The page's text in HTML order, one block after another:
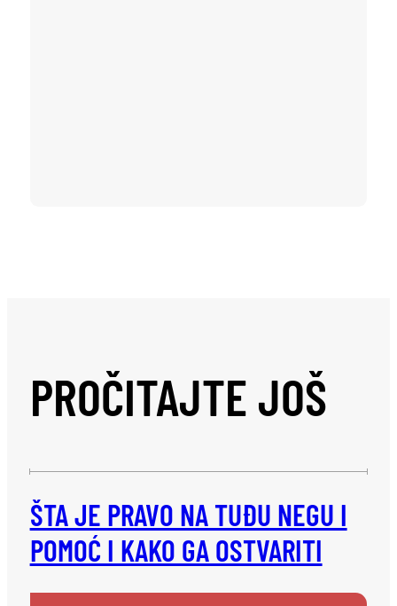
PROČITAJTE JOŠ
ŠTA JE PRAVO NA TUĐU NEGU I
POMOĆ I KAKO GA OSTVARITI